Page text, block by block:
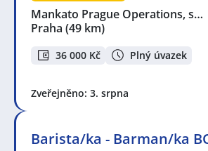
Mankato Prague Operations, s…
Praha (49 km)
36 000 Kč Plný úvazek
Zveřejněno: 3. srpna
Barista/ka - Barman/ka